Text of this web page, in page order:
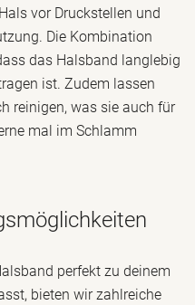
vor Druckstellen und
Die Kombination
das Halsband langlebig
ist. Zudem lassen
reinigen, was sie auch für
mal im Schlamm
perfekt zu deinem
bieten wir zahlreiche